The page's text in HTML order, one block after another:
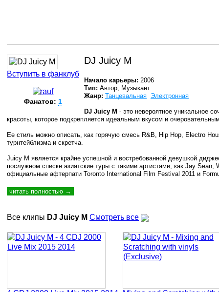
Вступить в фанклуб
Фанатов: 1
DJ Juicy M
Начало карьеры: 2006
Тип: Автор, Музыкант
Жанр: Танцевальная Электронная
DJ Juicy M - это невероятное уникальное
красоты, которое подкрепляется идеальным вкусом и
Ее стиль можно описать, как горячую смесь R&B, Hip Hop, Electro
турнтейблизма и скретча.
Juicy M является крайне успешной и востребованной девушкой
послужном списке азиатские туры с такими артистами, как Jay
официальные афтерпати Toronto International Film Festival 2011 и
читать полностью →
Все клипы DJ Juicy M Смотреть все